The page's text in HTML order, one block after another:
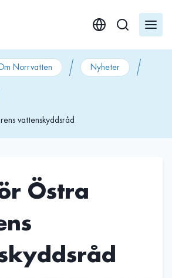
Norrvatten Nyheter
vattenskyddsråd
Östra